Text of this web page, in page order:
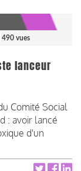
| 490 vues
lanceur
Comité Social
: avoir lancé
d'un